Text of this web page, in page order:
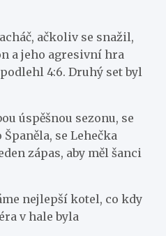
ačkoliv se snažil,
a jeho agresivní hra
4:6. Druhý set byl
úspěšnou sezonu, se
se Lehečka
zápas, aby měl šanci
nejlepší kotel, co kdy
v hale byla